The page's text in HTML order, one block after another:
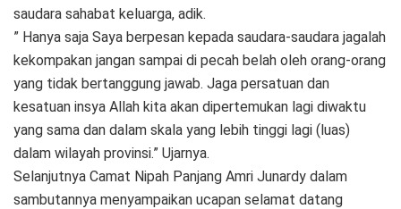
saudara sahabat keluarga, adik.
” Hanya saja Saya berpesan kepada saudara-saudara jagalah
kekompakan jangan sampai di pecah belah oleh orang-orang
yang tidak bertanggung jawab. Jaga persatuan dan
kesatuan insya Allah kita akan dipertemukan lagi diwaktu
yang sama dan dalam skala yang lebih tinggi lagi (luas)
dalam wilayah provinsi.” Ujarnya.
Selanjutnya Camat Nipah Panjang Amri Junardy dalam
sambutannya menyampaikan ucapan selamat datang